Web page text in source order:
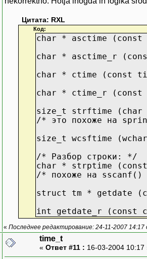
return
}
catch(...)
printf("error");
}
Цитата: RXL
Код:
char * asctime (const
char * asctime_r
char * ctime (const
char * ctime_r (const
size_t strftime (char
/* это похоже на
size_t wcsftime
/* Разбор строки: */
char * strptime
/* похоже на
struct tm * getdate
int getdate_r (const
« Последнее редактирование: 24-11-2007 14:17
time_t
« Ответ #11 : 16-03-2004